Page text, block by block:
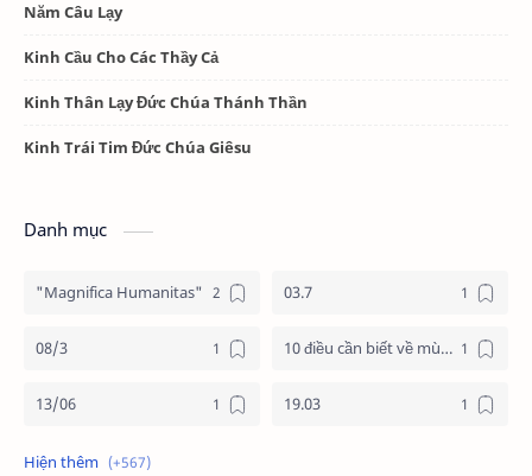
Năm Câu Lạy
Kinh Cầu Cho Các Thầy Cả
Kinh Thân Lạy Đức Chúa Thánh Thần
Kinh Trái Tim Đức Chúa Giêsu
Danh mục
"Magnifica Humanitas" 03.7
08/3 10 điều cần biết về mùa vọng
13/06 19.03
19/3